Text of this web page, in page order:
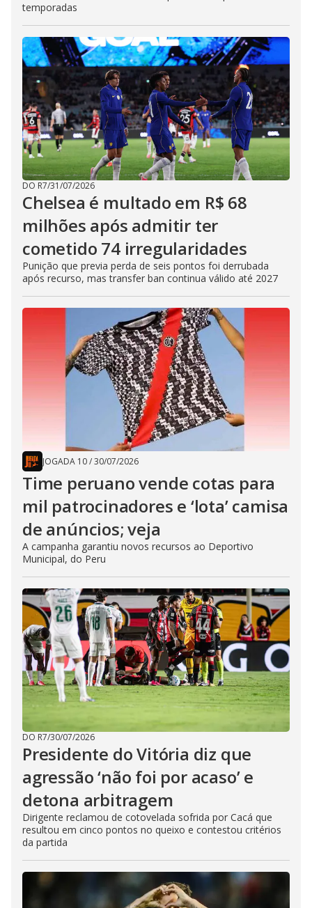
temporadas
DO R7/31/07/2026
Chelsea é multado em R$ 68
milhões após admitir ter
cometido 74 irregularidades
Punição que previa perda de seis pontos foi derrubada
após recurso, mas transfer ban continua válido até 2027
JOGADA 10/30/07/2026
Time peruano vende cotas para
mil patrocinadores e ‘lota’ camisa
de anúncios; veja
A campanha garantiu novos recursos ao Deportivo
Municipal, do Peru
DO R7/30/07/2026
Presidente do Vitória diz que
agressão ‘não foi por acaso’ e
detona arbitragem
Dirigente reclamou de cotovelada sofrida por Cacá que
resultou em cinco pontos no queixo e contestou critérios
da partida